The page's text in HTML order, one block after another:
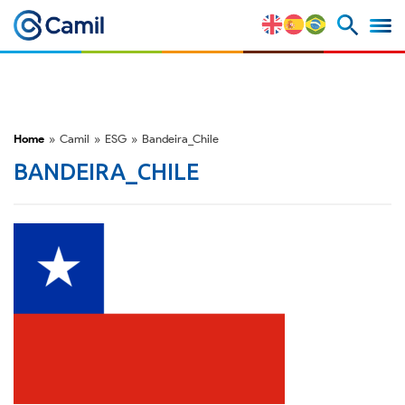
Perfil Corporativo
Estratégia y Ventajas
Competitivas
M&A y Mercado de Capitales
Home » Camil » ESG » Bandeira_Chile
BANDEIRA_CHILE